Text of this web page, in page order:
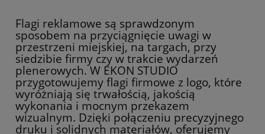
Flagi reklamowe są sprawdzonym
sposobem na przyciągnięcie uwagi w
przestrzeni miejskiej, na targach, przy
siedzibie firmy czy w trakcie wydarzeń
plenerowych. W EKON STUDIO
przygotowujemy flagi firmowe z logo, które
wyróżniają się trwałością, jakością
wykonania i mocnym przekazem
wizualnym. Dzięki połączeniu precyzyjnego
druku i solidnych materiałów, oferujemy